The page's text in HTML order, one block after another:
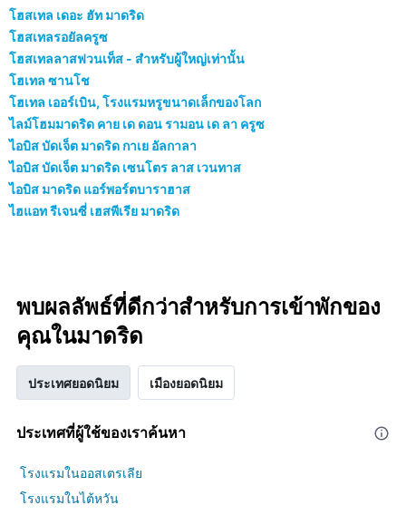
โฮสเทล เดอะ ฮัท มาดริด
โฮสเทลรอยัลครูซ
โฮสเทลลาสฟวนเท็ส - สำหรับผู้ใหญ่เท่านั้น
โฮเทล ซานโช
โฮเทล เออร์เบิน, โรงแรมหรูขนาดเล็กของโลก
ไลม์โฮมมาดริด คาย เด ดอน รามอน เด ลา ครูซ
ไอบิส บัดเจ็ต มาดริด กาเย อัลกาลา
ไอบิส บัดเจ็ต มาดริด เซนโตร ลาส เวนทาส
ไอบิส มาดริด แอร์พอร์ตบาราฮาส
ไฮแอท รีเจนซี่ เฮสพีเรีย มาดริด
พบผลลัพธ์ที่ดีกว่าสำหรับการเข้าพักของ
คุณในมาดริด
ประเทศยอดนิยม เมืองยอดนิยม
ประเทศที่ผู้ใช้ของเราค้นหา
โรงแรมในออสเตรเลีย
โรงแรมในไต้หวัน